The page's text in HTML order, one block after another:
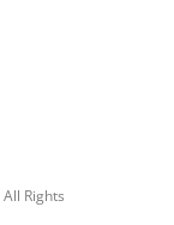
Rights